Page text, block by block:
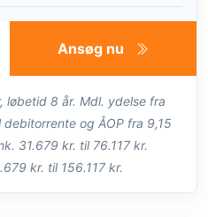
Ansøg nu
8 år. Mdl. ydelse fra
debitorrente og ÅOP fra 9,15
31.679 kr. til 76.117 kr.
kr. til 156.117 kr.